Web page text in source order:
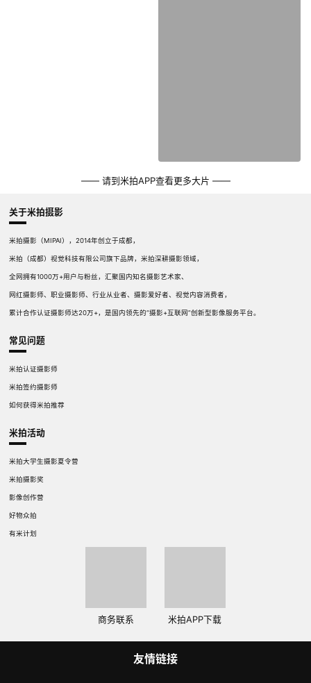
—— 请到米拍APP查看更多大片 ——
关于米拍摄影
米拍摄影（MIPAI），2014年创立于成都，
米拍（成都）视觉科技有限公司旗下品牌，米拍深耕摄影领域，
全网拥有1000万+用户与粉丝，汇聚国内知名摄影艺术家、
网红摄影师、职业摄影师、行业从业者、摄影爱好者、视觉内容消费者，
累计合作认证摄影师达20万+，是国内领先的“摄影+互联网”创新型影像服务平台。
常见问题
米拍认证摄影师
米拍签约摄影师
如何获得米拍推荐
米拍活动
米拍大学生摄影夏令营
米拍摄影奖
影像创作营
好物众拍
有米计划
商务联系 米拍APP下载
友情链接